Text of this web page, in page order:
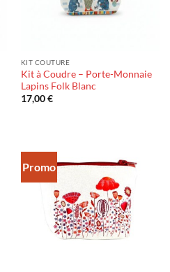
KIT COUTURE
Kit à Coudre – Porte-Monnaie
Lapins Folk Blanc
17,00€
Promo